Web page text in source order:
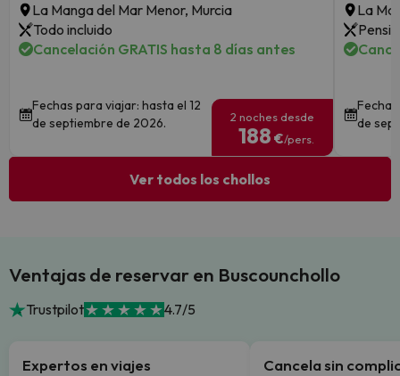
La Manga del Mar Menor, Murcia
Todo incluido
Cancelación GRATIS hasta 8 días antes
Fechas para viajar: hasta el 12
de septiembre de 2026.
2 noches desde
188 €/pers.
La
de
Ver todos los chollos
Ventajas de reservar en Buscounchollo
Trustpilot 4.7/5
Expertos en viajes Cancela sin